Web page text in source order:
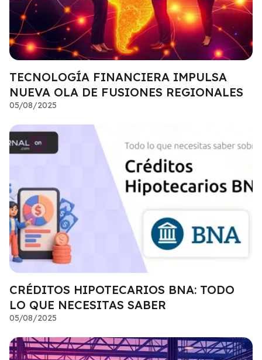
TECNOLOGÍA FINANCIERA IMPULSA
NUEVA OLA DE FUSIONES REGIONALES
05/08/2025
CRÉDITOS HIPOTECARIOS BNA: TODO
LO QUE NECESITAS SABER
05/08/2025